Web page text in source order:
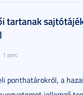
tartanak
1 perc
ponthatárokról, a